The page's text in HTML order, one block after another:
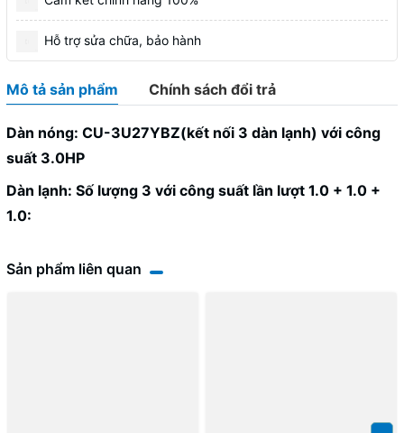
Hỗ trợ sửa chữa, bảo hành
Mô tả sản phẩm Chính sách đổi trả
Dàn nóng: CU-3U27YBZ(kết nối 3 dàn lạnh) với công
suất 3.0HP
Dàn lạnh: Số lượng 3 với công suất lần lượt 1.0 + 1.0 +
1.0:
Sản phẩm liên quan